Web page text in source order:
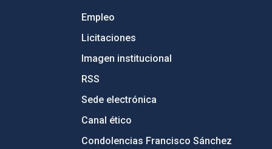
Empleo
Licitaciones
Imagen institucional
RSS
Sede electrónica
Canal ético
Condolencias Francisco Sánchez